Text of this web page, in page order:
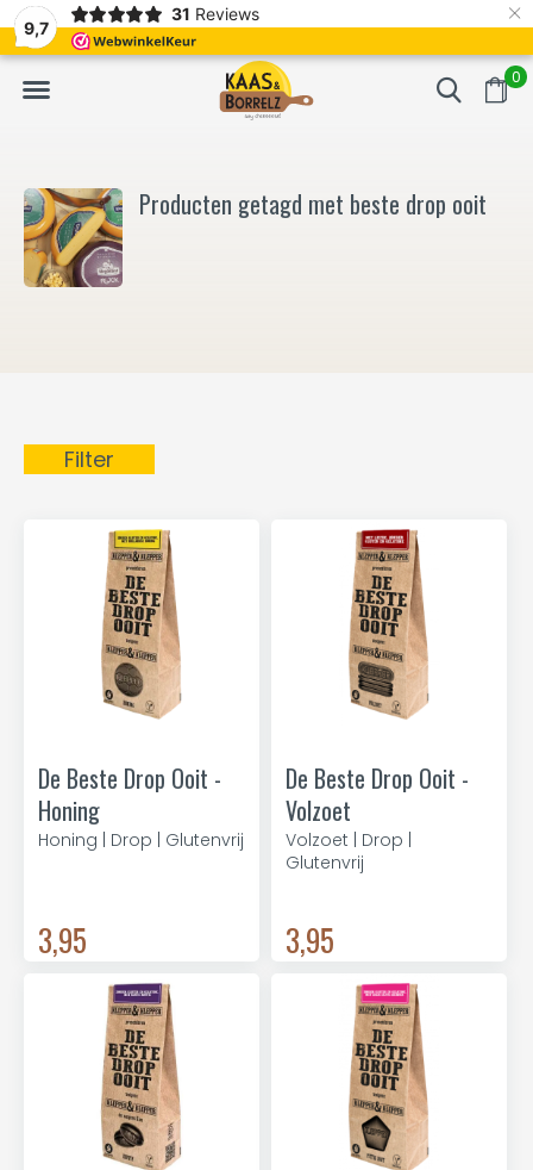
9,7
31 Reviews ×
0
Vers van het mes en gevacumeerd Vaak volgende
Producten getagd met beste drop ooit
Filter
De Beste Drop Ooit -
Honing
Honing | Drop | Glutenvrij
3,95
De Beste Drop Ooit -
Volzoet
Volzoet | Drop |
Glutenvrij
3,95